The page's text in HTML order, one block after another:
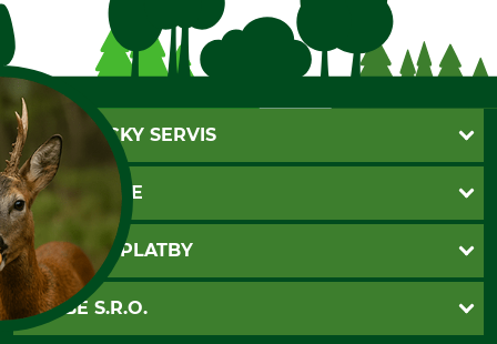
ZÁKAZNÍCKY SERVIS
Kontakt
Katalógy
Newsletter
Nastavenia súborov cookie
INFORMÁCIE
Povinné údaje
Obchodné podmienky
Ochrana osobnych udajov
Otváracie hodiny
SPÔSOBY PLATBY
Dobierka
Platba vopred
GRUBE S.R.O.
SUŠIENKY?